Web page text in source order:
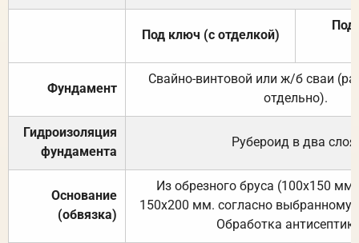
Под ключ (с отделкой)
Под
Фундамент
Свайно-винтовой или ж/б сваи
отдельно).
Гидроизоляция
фундамента
Рубероид в два слоя.
Основание
(обвязка)
Из обрезного бруса (100х150
150х200 мм. согласно выбранному
Обработка